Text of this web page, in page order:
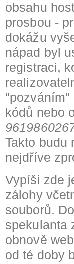
obsahu
prosbou -
dokážu
nápad byl
registraci,
"pozváním"
kódů nebo
Takto budu
nejdříve
Vypíši zde
zálohy
souborů.
spekulanta
obnově
od té doby